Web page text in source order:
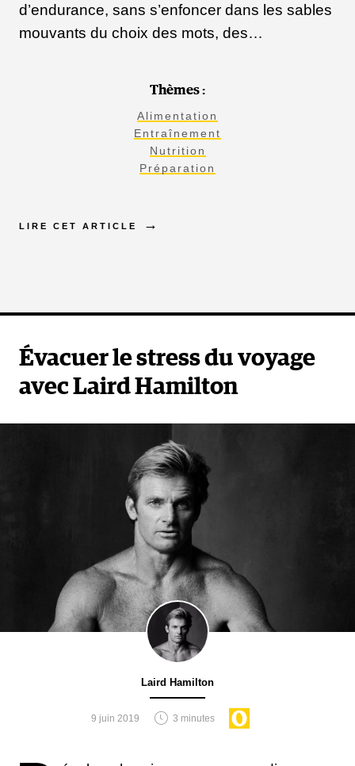
d’endurance, sans s’enfoncer dans les sables
mouvants du choix des mots, des…
Thèmes :
Alimentation
Entraînement
Nutrition
Préparation
LIRE CET ARTICLE
Évacuer le stress du voyage
avec Laird Hamilton
Laird Hamilton
9 juin 2019 3 minutes